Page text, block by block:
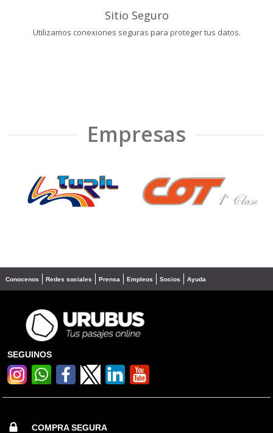
Sitio Seguro
Utilizamos conexiones seguras para proteger tus datos.
Empresas
❮ ❯
Conocenos Redes sociales Prensa Empleos Socios Ayuda
SEGUINOS
COMPRA SEGURA